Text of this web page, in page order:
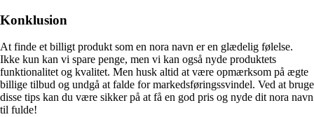
Konklusion
At finde et billigt produkt som en nora navn er en glædelig følelse.
Ikke kun kan vi spare penge, men vi kan også nyde produktets
funktionalitet og kvalitet. Men husk altid at være opmærksom på ægte
billige tilbud og undgå at falde for markedsføringssvindel. Ved at bruge
disse tips kan du være sikker på at få en god pris og nyde dit nora navn
til fulde!